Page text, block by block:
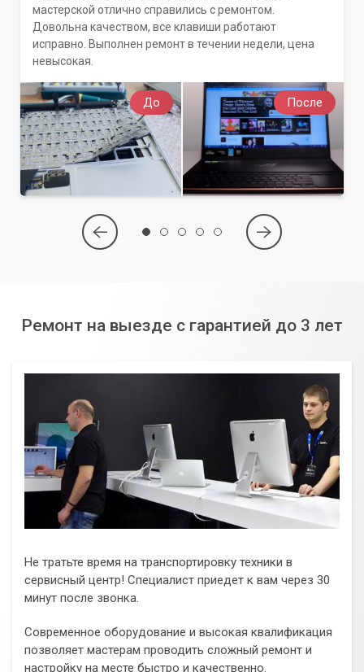
До После
мастерской отлично справились с ремонтом.
Довольна качеством, все клавиши работают
исправно. Выполнен ремонт в течении недели, цена
невысокая.
Ремонт на выезде с гарантией до 3 лет
Не тратьте время на транспортировку техники в
сервисный центр! Специалист приедет к вам через 30
минут после звонка.
Современное оборудование и высокая квалификация
позволяет мастерам проводить сложный ремонт и
настройку на месте быстро и качественно.